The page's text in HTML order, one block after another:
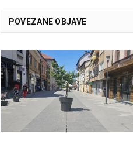
POVEZANE OBJAVE